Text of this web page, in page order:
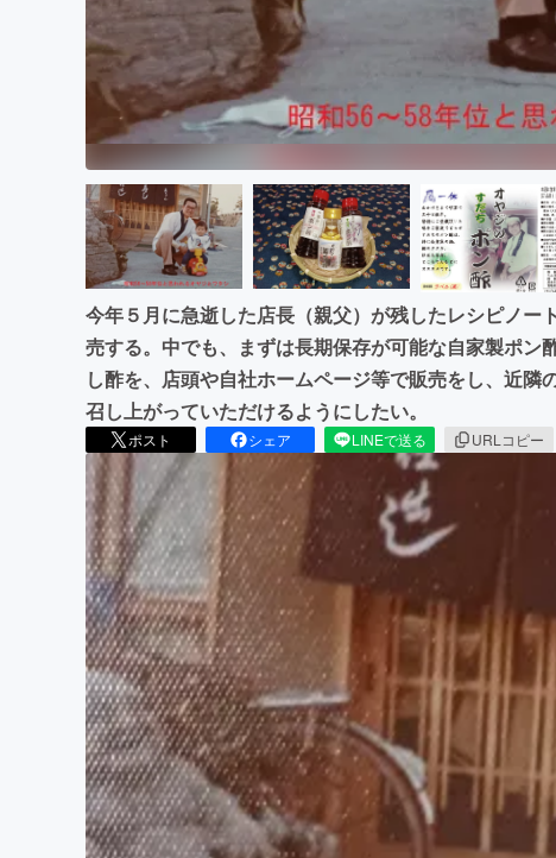
今年５月に急逝した店長（親父）が残したレシピノー
売する。中でも、まずは長期保存が可能な自家製ポン
し酢を、店頭や自社ホームページ等で販売をし、近隣
召し上がっていただけるようにしたい。
ポスト シェア LINEで送る URLコピー